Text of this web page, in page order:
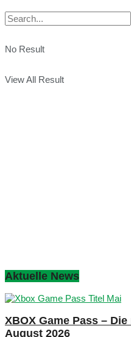
No Result
View All Result
Aktuelle News
XBOX Game Pass –
August 2026